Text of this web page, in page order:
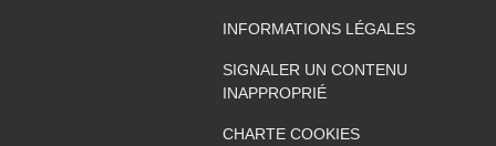
INFORMATIONS LÉGALES
SIGNALER UN CONTENU
INAPPROPRIÉ
CHARTE COOKIES